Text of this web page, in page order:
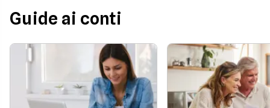
Guide ai conti